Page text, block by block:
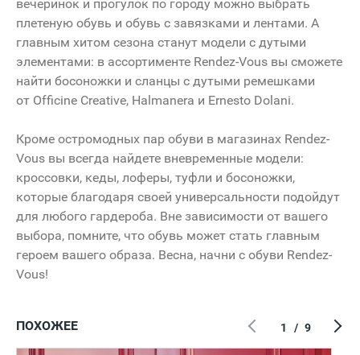
вечеринок и прогулок по городу можно выбрать
плетеную обувь и обувь с завязками и лентами. А
главным хитом сезона станут модели с дутыми
элементами: в ассортименте Rendez-Vous вы сможете
найти босоножки и сланцы с дутыми ремешками
от Officine Creative, Halmanera и Ernesto Dolani.
Кроме остромодных пар обуви в магазинах Rendez-
Vous вы всегда найдете вневременные модели:
кроссовки, кеды, лоферы, туфли и босоножки,
которые благодаря своей универсальности подойдут
для любого гардероба. Вне зависимости от вашего
выбора, помните, что обувь может стать главным
героем вашего образа. Весна, начни с обуви Rendez-
Vous!
ПОХОЖЕЕ 1 / 9